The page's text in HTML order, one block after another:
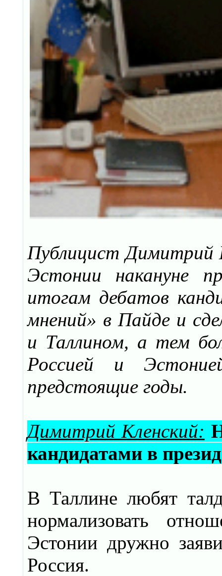
Публицист Димитрий
Эстонии накануне
итогам дебатов
мнений» в Пайде и
и Таллином, а тем
Россией и
предстоящие годы.
Димитрий Кленский:
кандидатами в
В Таллине любят
нормализовать
Эстонии дружно
Россия.